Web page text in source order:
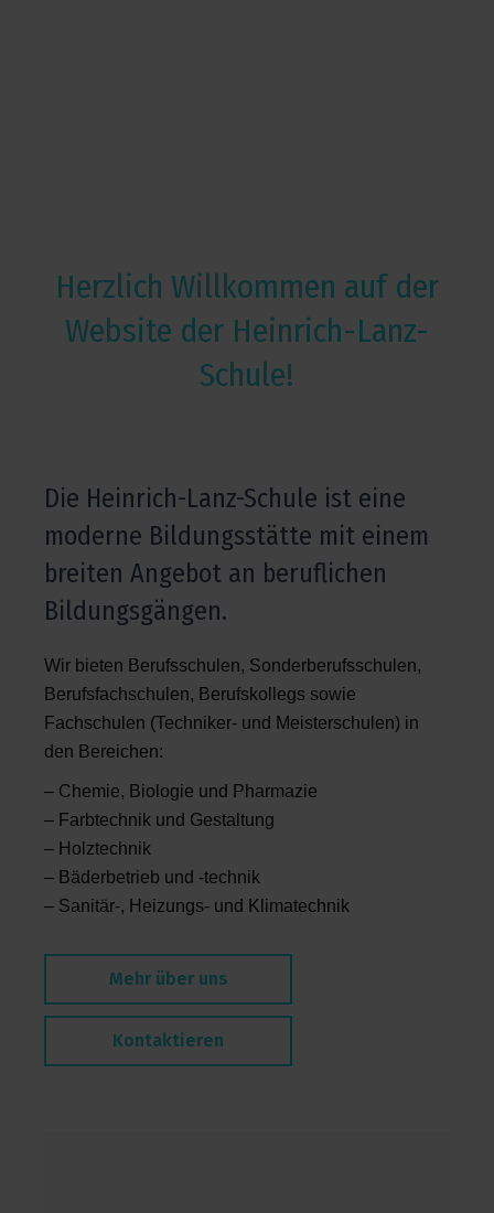
Herzlich Willkommen auf der
Website der Heinrich-Lanz-
Schule!
Die Heinrich-Lanz-Schule ist eine
moderne Bildungsstätte mit einem
breiten Angebot an beruflichen
Bildungsgängen.
Wir bieten Berufsschulen, Sonderberufsschulen,
Berufsfachschulen, Berufskollegs sowie
Fachschulen (Techniker- und Meisterschulen) in
den Bereichen:
– Chemie, Biologie und Pharmazie
– Farbtechnik und Gestaltung
– Holztechnik
– Bäderbetrieb und -technik
– Sanitär-, Heizungs- und Klimatechnik
Mehr über uns
Kontaktieren